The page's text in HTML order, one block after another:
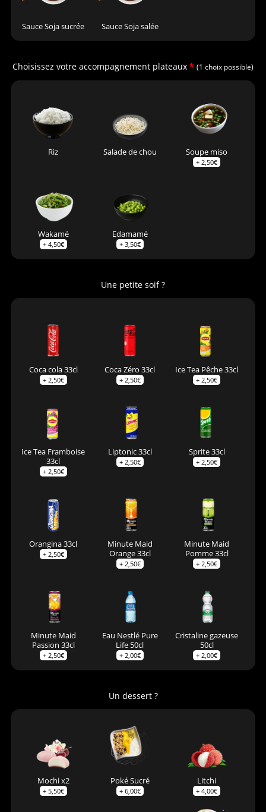
Sauce Soja sucrée Sauce Soja salée
Choisissez votre accompagnement plateaux * (1 choix possible)
Riz Salade de chou Soupe miso
+ 2,50€
Wakamé
+ 4,50€
Edamamé
+ 3,50€
Une petite soif ?
Coca cola 33cl
+ 2,50€
Coca Zéro 33cl
+ 2,50€
Ice Tea Pêche 33cl
+ 2,50€
Ice Tea Framboise
33cl
+ 2,50€
Liptonic 33cl
+ 2,50€
Sprite 33cl
+ 2,50€
Orangina 33cl
+ 2,50€
Minute Maid
Orange 33cl
+ 2,50€
Minute Maid
Pomme 33cl
+ 2,50€
Minute Maid
Passion 33cl
+ 2,50€
Eau Nestlé Pure
Life 50cl
+ 2,00€
Cristaline gazeuse
50cl
+ 2,00€
Un dessert ?
Mochi x2
+ 5,50€
Poké Sucré
+ 6,00€
Litchi
+ 4,00€